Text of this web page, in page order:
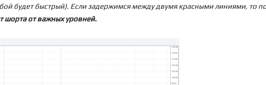
будет быстрый). Если задержимся между двумя красными линиями, то
шорта от важных уровней.